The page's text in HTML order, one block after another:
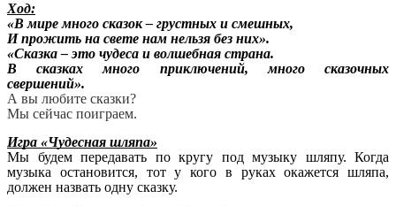
Ход:
«В мире много сказок – грустных и смешных,
И прожить на свете нам нельзя без них».
«Сказка – это чудеса и волшебная страна.
В сказках много приключений,
много сказочных
свершений».
А вы любите сказки?
Мы сейчас поиграем.
Игра «Чудесная шляпа»
Мы будем передавать по кругу под музыку шляпу. Когда
музыка остановится, тот у кого в руках окажется шляпа,
должен назвать одну сказку.